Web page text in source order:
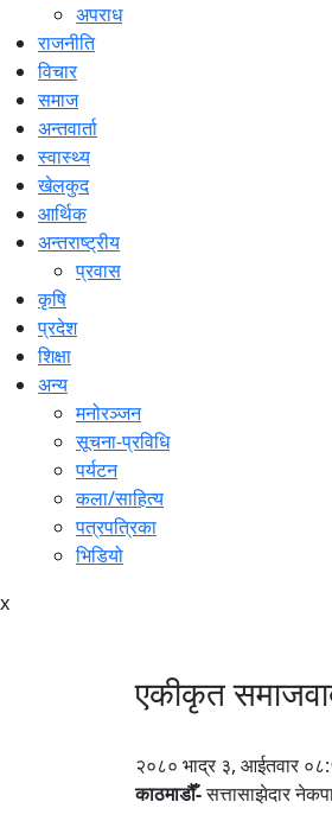
अपराध
राजनीति
विचार
समाज
अन्तवार्ता
स्वास्थ्य
खेलकुद
आर्थिक
अन्तराष्ट्रीय
प्रवास
कृषि
प्रदेश
शिक्षा
अन्य
मनोरञ्जन
सूचना-प्रविधि
पर्यटन
कला/साहित्य
पत्रपत्रिका
भिडियो
x
एकीकृत
२०८० भाद्र ३, आईतवार
काठमाडौँ-सत्तासाझेदार